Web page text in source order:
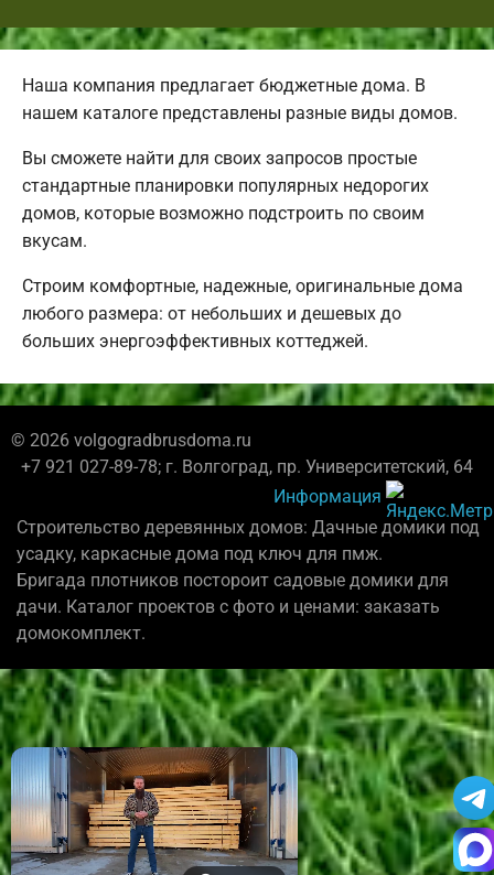
Наша компания предлагает бюджетные дома. В
нашем каталоге представлены разные виды домов.
Вы сможете найти для своих запросов простые
стандартные планировки популярных недорогих
домов, которые возможно подстроить по своим
вкусам.
Строим комфортные, надежные, оригинальные дома
любого размера: от небольших и дешевых до
больших энергоэффективных коттеджей.
© 2026 volgogradbrusdoma.ru
+7 921 027-89-78; г. Волгоград, пр. Университетский, 64
Информация
Строительство деревянных домов: Дачные домики под
усадку, каркасные дома под ключ для пмж.
Бригада плотников постороит садовые домики для
дачи. Каталог проектов с фото и ценами: заказать
домокомплект.